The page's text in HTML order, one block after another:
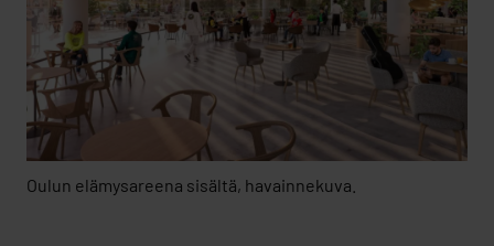
Oulun elämysareena sisältä, havainnekuva.